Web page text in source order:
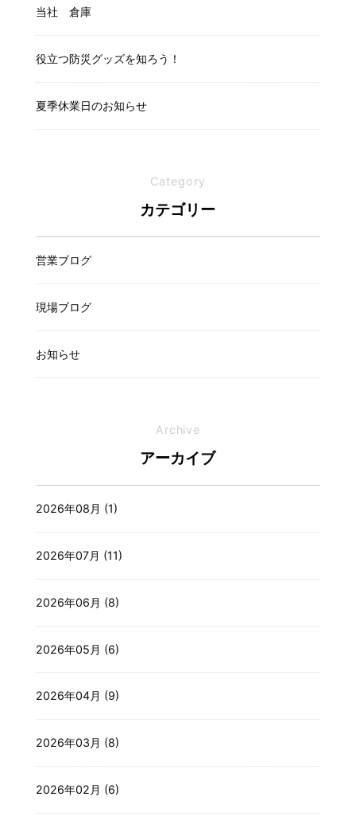
当社 倉庫
役立つ防災グッズを知ろう！
夏季休業日のお知らせ
Category
カテゴリー
営業ブログ
現場ブログ
お知らせ
Archive
アーカイブ
2026年08月 (1)
2026年07月 (11)
2026年06月 (8)
2026年05月 (6)
2026年04月 (9)
2026年03月 (8)
2026年02月 (6)